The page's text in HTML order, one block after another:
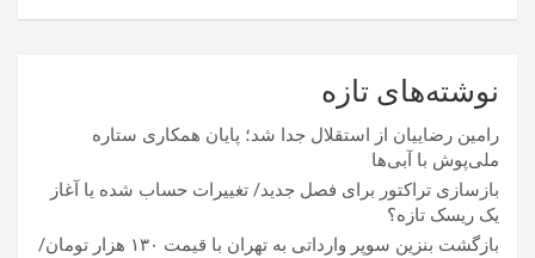
نوشته‌های تازه
رامین رضاییان از استقلال جدا شد؛ پایان همکاری ستاره
ملی‌پوش با آبی‌ها
بازسازی تراکتور برای فصل جدید/ تغییرات حساب شده یا آغاز
یک ریسک تازه؟
بازگشت بنزین سوپر وارداتی به تهران با قیمت ۱۳۰ هزار تومان/